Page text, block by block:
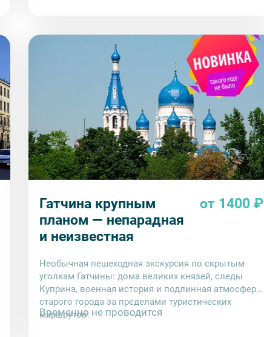
Гатчина крупным
планом — непарадная
и неизвестная
от 1400 ₽
Необычная пешеходная экскурсия по скрытым
уголкам Гатчины: дома великих князей, следы
Куприна, военная история и подлинная атмосфера
старого города за пределами туристических
маршрутов.
Временно не проводится